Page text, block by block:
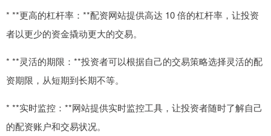
* **更高的杠杆率：**配资网站提供高达 10 倍的杠杆率，让投资
者以更少的资金撬动更大的交易。
* **灵活的期限：**投资者可以根据自己的交易策略选择灵活的配
资期限，从短期到长期不等。
* **实时监控：**网站提供实时监控工具，让投资者随时了解自己
的配资账户和交易状况。